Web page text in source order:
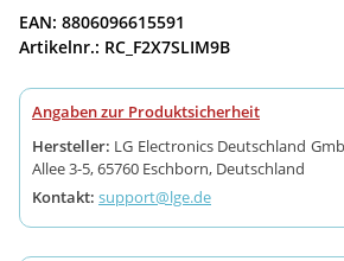
EAN: 8806096615591
Artikelnr.: RC_F2X7SLIM9B
Angaben zur Produktsicherheit
Hersteller: LG Electronics Deutschland
Allee 3-5, 65760 Eschborn, Deutschland
Kontakt: support@lge.de